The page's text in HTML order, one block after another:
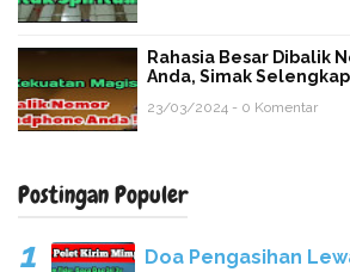
Rahasia Besar Dibalik
Anda, Simak
23/03/2024 - 0 Komentar
Postingan Populer
Doa Pengasihan